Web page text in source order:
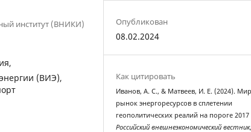
институт (ВНИКИ)
(ВИЭ),
Опубликован
08.02.2024
Как цитировать
Иванов, А. С., & Матвеев, И. Е. (2024).
рынок энергоресурсов в сплетении
геополитических реалий на пороге 2017
Российский внешнеэкономический вестник